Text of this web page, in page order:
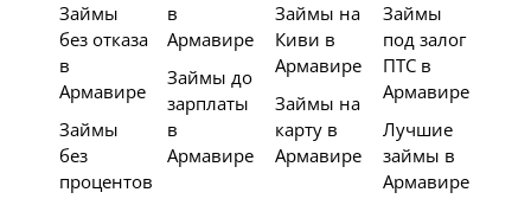
Займы
без отказа
в
Армавире
Займы
без
процентов
в
Армавире
Займы до
зарплаты
в
Армавире
Займы на
Киви в
Армавире
Займы на
карту в
Армавире
Займы
под залог
ПТС в
Армавире
Лучшие
займы в
Армавире